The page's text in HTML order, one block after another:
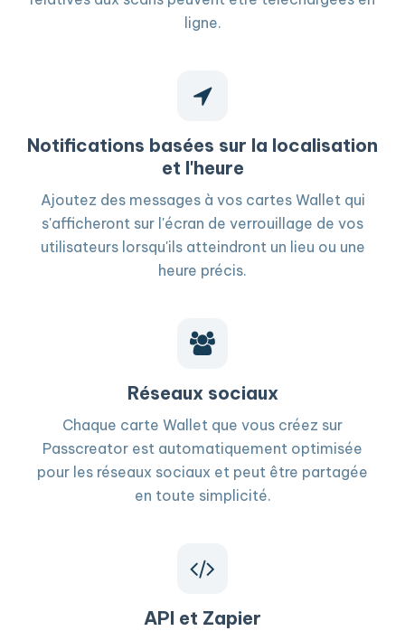
ligne.
Notifications basées sur la localisation
et l'heure
Ajoutez des messages à vos cartes Wallet qui
s'afficheront sur l'écran de verrouillage de vos
utilisateurs lorsqu'ils atteindront un lieu ou une
heure précis.
Réseaux sociaux
Chaque carte Wallet que vous créez sur
Passcreator est automatiquement optimisée
pour les réseaux sociaux et peut être partagée
en toute simplicité.
API et Zapier